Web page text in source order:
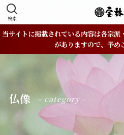
検索
当サイトに掲載されている内容は各宗
がありますので、予め
仏像 – category –